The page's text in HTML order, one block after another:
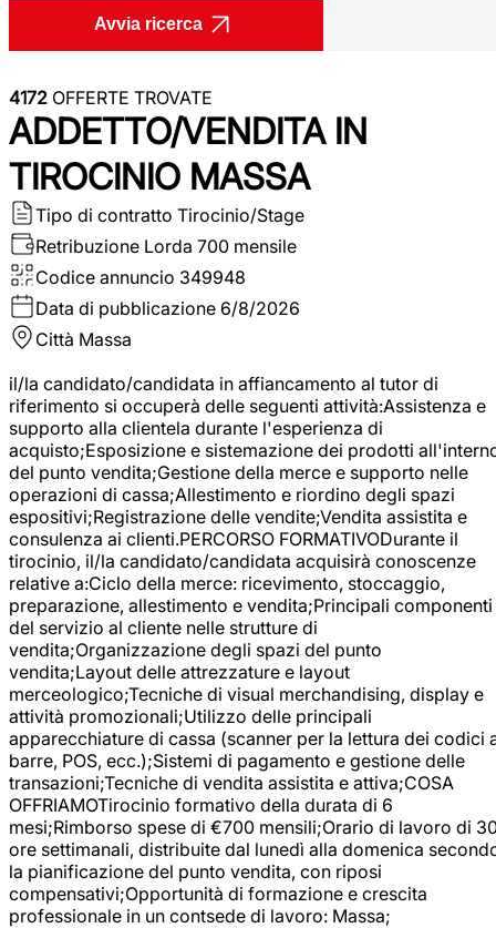
Avvia ricerca
4172 OFFERTE TROVATE
ADDETTO/VENDITA IN
TIROCINIO MASSA
Tipo di contratto Tirocinio/Stage
Retribuzione Lorda 700 mensile
Codice annuncio 349948
Data di pubblicazione 6/8/2026
Città Massa
il/la candidato/candidata in affiancamento al tutor di
riferimento si occuperà delle seguenti attività:Assistenza e
supporto alla clientela durante l'esperienza di
acquisto;Esposizione e sistemazione dei prodotti
del punto vendita;Gestione della merce e supporto nelle
operazioni di cassa;Allestimento e riordino degli spazi
espositivi;Registrazione delle vendite;Vendita assistita e
consulenza ai clienti.PERCORSO FORMATIVODurante il
tirocinio, il/la candidato/candidata acquisirà conoscenze
relative a:Ciclo della merce: ricevimento, stoccaggio,
preparazione, allestimento e vendita;Principali componenti
del servizio al cliente nelle strutture di
vendita;Organizzazione degli spazi del punto
vendita;Layout delle attrezzature e layout
merceologico;Tecniche di visual merchandising, display e
attività promozionali;Utilizzo delle principali
apparecchiature di cassa (scanner per la lettura dei codici
barre, POS, ecc.);Sistemi di pagamento e gestione delle
transazioni;Tecniche di vendita assistita e attiva;COSA
OFFRIAMOTirocinio formativo della durata di 6
mesi;Rimborso spese di €700 mensili;Orario di lavoro di
ore settimanali, distribuite dal lunedì alla domenica
la pianificazione del punto vendita, con riposi
compensativi;Opportunità di formazione e crescita
professionale in un contsede di lavoro: Massa;